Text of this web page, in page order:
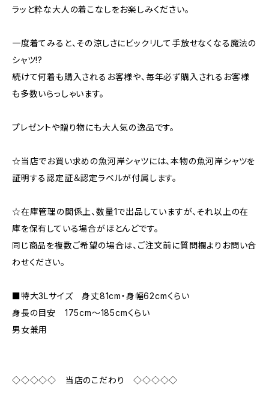
ラッと粋な大人の着こなしをお楽しみください。
一度着てみると、その涼しさにビックリして手放せなくなる魔法の
シャツ!?
続けて何着も購入されるお客様や、毎年必ず購入されるお客様
も多数いらっしゃいます。
プレゼントや贈り物にも大人気の逸品です。
☆当店でお買い求めの魚河岸シャツには、本物の魚河岸シャツを
証明する認定証＆認定ラベルが付属します。
☆在庫管理の関係上、数量1で出品していますが、それ以上の在
庫を保有している場合がほとんどです。
同じ商品を複数ご希望の場合は、ご注文前に質問欄よりお問い合
わせください。
■特大3Lサイズ 身丈81cm・身幅62cmくらい
身長の目安 175cm〜185cmくらい
男女兼用
◇◇◇◇◇ 当店のこだわり ◇◇◇◇◇